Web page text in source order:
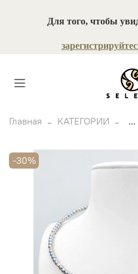
Для того, чтобы
Главная КАТЕГОРИИ ...
-30%